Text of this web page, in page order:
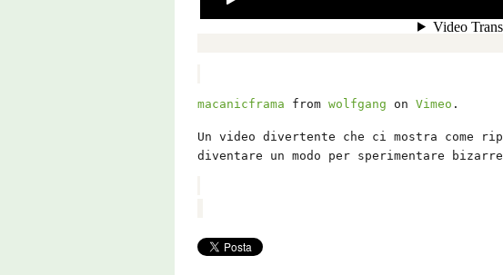
macanicframa from wolfgang on Vimeo .
Un video divertente che ci mostra come
diventare un modo per sperimentare